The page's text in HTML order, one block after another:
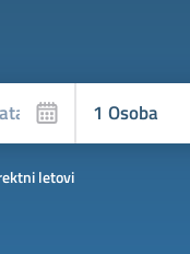
letovi